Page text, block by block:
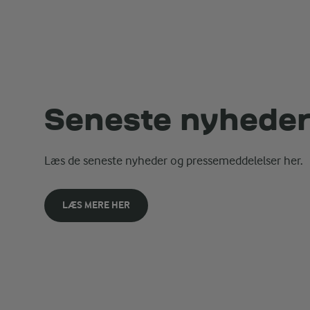
Seneste nyheder
Læs de seneste nyheder og pressemeddelelser her.
LÆS MERE HER